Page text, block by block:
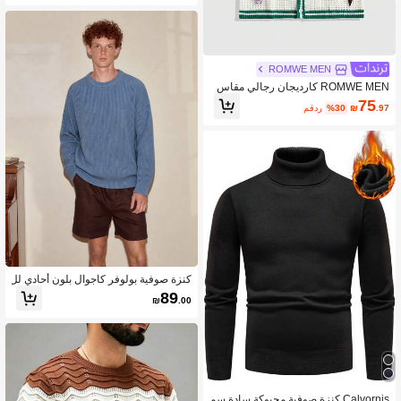
ROMWE MEN
ROMWE MEN كارديجان رجالي مقاس
كبير بتصميم كتل لونية وحواف مرقعة وأك
مام قصيرة
₪75.97
%30 مقدر
كنزة صوفية بولوفر كاجوال بلون أحادي لل
رجال كبار الحجم، ارتداء يومي بسيط للخ
ريف والشتاء
₪89.00